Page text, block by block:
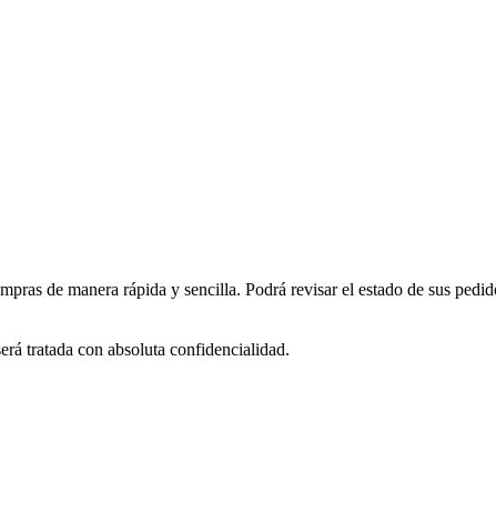
de manera rápida y sencilla. Podrá revisar el estado de sus
tratada con absoluta confidencialidad.